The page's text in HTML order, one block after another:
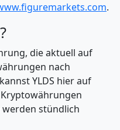
.
die aktuell auf
nach
YLDS hier auf
werden stündlich